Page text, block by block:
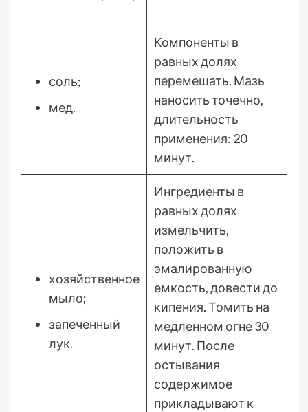
соль;
мед.
Компоненты в
равных долях
перемешать. Мазь
наносить точечно,
длительность
применения: 20
минут.
хозяйственное
мыло;
запеченный
лук.
Ингредиенты в
равных долях
измельчить,
положить в
эмалированную
емкость, довести до
кипения. Томить на
медленном огне 30
минут. После
остывания
содержимое
прикладывают к